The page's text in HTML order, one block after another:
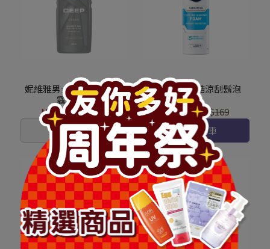
妮維雅男士清新淨爽沐浴
露500ml
NT$149NT$229
已售完
妮維雅極淨酷涼刮鬍泡
NT$139NT$169
加入購物車